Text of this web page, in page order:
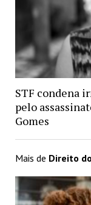
STF condena
pelo
Gomes
Mais de Direito